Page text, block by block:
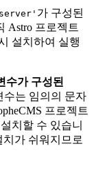
가 구성된
Astro 프로젝트
설치하여 실행
수가 구성된
수는 임의의 문자
프로젝트
치할 수 있습니
가 쉬워지므로